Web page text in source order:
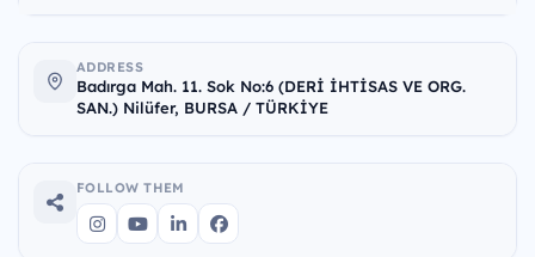
ADDRESS
Badırga Mah. 11. Sok No:6 (DERİ İHTİSAS VE ORG.
SAN.) Nilüfer, BURSA / TÜRKİYE
FOLLOW THEM